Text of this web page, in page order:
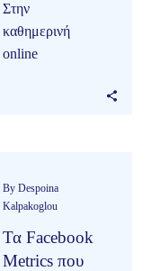
Στην
καθημερινή
online
και παίζουν. Το
παιχνίδι αυτό
είναι απλό. Για
πόσο…
By Despoina
Kalpakoglou
Τα Facebook
Metrics που